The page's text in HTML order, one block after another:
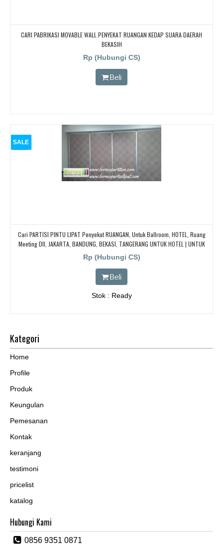
CARI PABRIKASI MOVABLE WALL PENYEKAT RUANGAN KEDAP SUARA DAERAH
BEKASIH
Rp (Hubungi CS)
Beli
SALE
Cari PARTISI PINTU LIPAT Penyekat RUANGAN, Untuk Ballroom, HOTEL, Ruang
Meeting Dll, JAKARTA, BANDUNG, BEKASI, TANGERANG UNTUK HOTEL | UNTUK
RUANG KELAS KAMPUS | KELAS SEKOLAH Di BANDUNG, JAKARTA, BEKASI,
TANGERANG
Rp (Hubungi CS)
Beli
Stok : Ready
Kategori
Home
Profile
Produk
Keungulan
Pemesanan
Kontak
keranjang
testimoni
pricelist
katalog
Hubungi Kami
0856 9351 0871